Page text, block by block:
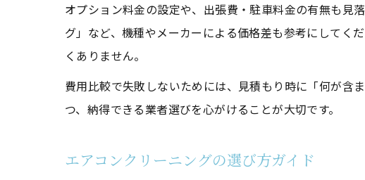
業
オプション料金の設定や、出張費・駐車料金の有無も見
グ」など、機種やメーカーによる価格差も参考にしてく
くありません。
費用比較で失敗しないためには、見積もり時に「何が含
つ、納得できる業者選びを心がけることが大切です。
エアコンクリーニングの選び方ガイド